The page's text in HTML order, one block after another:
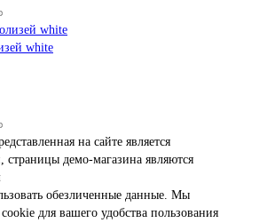
white
на сайте является
страницы демо-магазина являются
обезличенные данные. Мы
для вашего удобства пользования